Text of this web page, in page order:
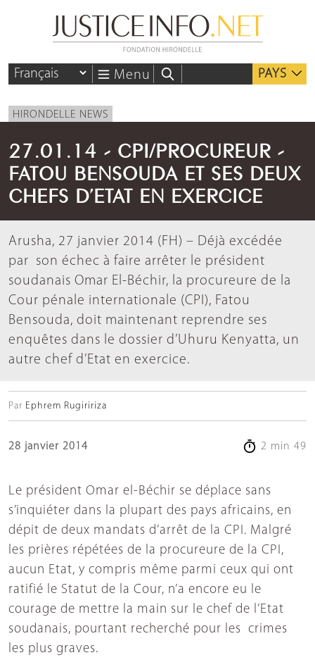
Menu PAYS
HIRONDELLE NEWS
27.01.14 - CPI/PROCUREUR -
FATOU BENSOUDA ET SES DEUX
CHEFS D’ETAT EN EXERCICE
Arusha, 27 janvier 2014 (FH) – Déjà excédée
par son échec à faire arrêter le président
soudanais Omar El-Béchir, la procureure de la
Cour pénale internationale (CPI), Fatou
Bensouda, doit maintenant reprendre ses
enquêtes dans le dossier d’Uhuru Kenyatta, un
autre chef d’Etat en exercice.
Par Ephrem Rugiririza
28 janvier 2014 2 min 49
Le président Omar el-Béchir se déplace sans
s’inquiéter dans la plupart des pays africains, en
dépit de deux mandats d’arrêt de la CPI. Malgré
les prières répétées de la procureure de la CPI,
aucun Etat, y compris même parmi ceux qui ont
ratifié le Statut de la Cour, n’a encore eu le
courage de mettre la main sur le chef de l’Etat
soudanais, pourtant recherché pour les crimes
les plus graves.